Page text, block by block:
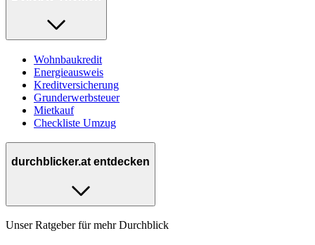
Wohnbaukredit
Energieausweis
Kreditversicherung
Grunderwerbsteuer
Mietkauf
Checkliste Umzug
durchblicker.at entdecken
Unser Ratgeber für mehr Durchblick